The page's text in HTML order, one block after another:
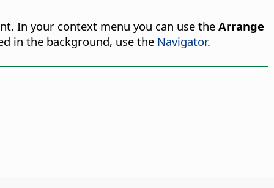
In your context menu you can use the Arrange
in the background, use the Navigator.